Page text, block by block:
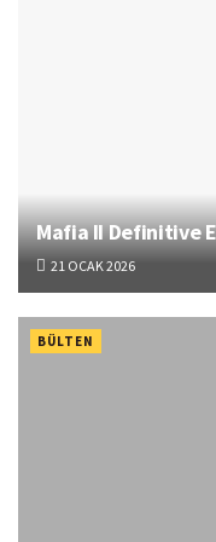
Mafia II Definitive
21 OCAK 2026
BÜLTEN